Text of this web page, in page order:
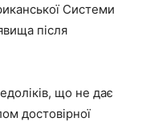
Системи
після
що не дає
достовірної